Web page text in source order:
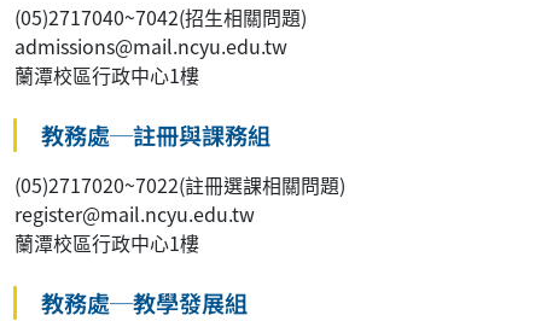
(05)2717040~7042(招生相關問題)
admissions@mail.ncyu.edu.tw
蘭潭校區行政中心1樓
教務處─註冊與課務組
(05)2717020~7022(註冊選課相關問題)
register@mail.ncyu.edu.tw
蘭潭校區行政中心1樓
教務處─教學發展組